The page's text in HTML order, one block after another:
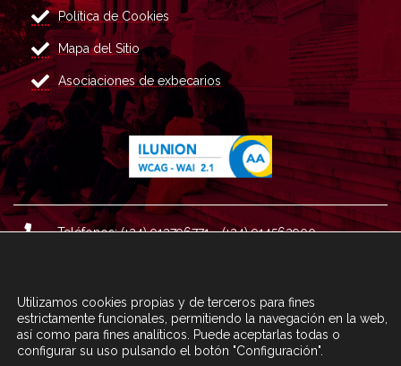
Política de Cookies
Mapa del Sitio
Asociaciones de exbecarios
Teléfonos: (+34) 913796771 - (+34) 914562900
Correo : informacion@fundacioncarolina.es
CONTACTA CON FCA TRAVÉS DEL
Utilizamos cookies propias y de terceros para fines
estrictamente funcionales, permitiendo la navegación en la web,
así como para fines analíticos. Puede aceptarlas todas o
configurar su uso pulsando el botón "Configuración".